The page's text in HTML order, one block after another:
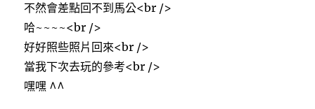
不然會差點回不到馬公<br />
哈~~~~<br />
好好照些照片回來<br />
當我下次去玩的參考<br />
嘿嘿 ^^